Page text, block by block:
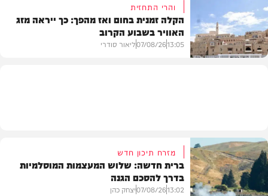
פוליטי
והרי התחזית
הקלה זמנית בחום ואז מהפך: כך ייראה מזג
האוויר בשבוע הקרוב
13:05
07/08/26ליאור סודרי
מזרח תיכון חדש
ברית חדשה: שלוש המעצמות המוסלמיות
בדרך להסכם הגנה
13:02
07/08/26יצחק כהן